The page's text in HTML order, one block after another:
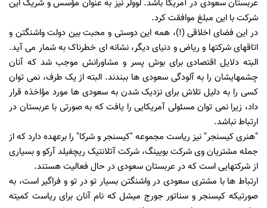
عربستان سعودی در آمریکا باشد. لوولر نیز به عنوان مؤسس و شریک این
شرکت با این مبلغ موافقت کرد.
در این فضای اخلاقی (!)، همه این دوستی و محبت بین دولت واشنگتن و
اتاقهای شرکتها و ریاض و دنیای دیگر، نشانه ای خطرناک به شمار می آید.
البته دلایل اقتصادی برای بوش پسر و مشاورانش موجب شد که آنان
چشمهایشان را به آلودگی سعودی ها ببندند. البته از یک طرف، نمی توان
کسی را به دلیل تلاش برای نزدیک شدن به سعودی ها مورد مؤاخذه قرار
داد، زیرا نمی توان مسئولی آمریکایی را یافت که به صورتی با عربستان در
ارتباط نباشد.
"هنری کیسنجر" نیز ریاست مجموعه "کیسنجر و شرکا" را برعهده دارد که از
جمله مشتریان وی شرکت بویینگ، شرکت آتلانتیک ریچفیلد آرکو و بسیاری
از شرکتهایی است که در عربستان سعودی در حال فعالیت هستند.
ارتباط ها با مشتری سعودی در واشنگتن بسیار تو در تو و فراگیر است، به
صورتیکه کیسنجر و سناتور جورج میشل که نام آنان برای ریاست کمیته